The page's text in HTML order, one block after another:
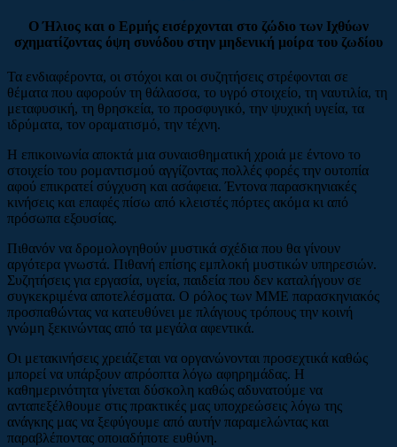
Ο Ήλιος και ο Ερμής εισέρχονται στο ζώδιο των Ιχθύων
σχηματίζοντας όψη συνόδου στην μηδενική μοίρα του ζωδίου
Τα ενδιαφέροντα, οι στόχοι και οι συζητήσεις στρέφονται σε
θέματα που αφορούν τη θάλασσα, το υγρό στοιχείο, τη ναυτιλία, τη
μεταφυσική, τη θρησκεία, το προσφυγικό, την ψυχική υγεία, τα
ιδρύματα, τον οραματισμό, την τέχνη.
Η επικοινωνία αποκτά μια συναισθηματική χροιά με έντονο το
στοιχείο του ρομαντισμού αγγίζοντας πολλές φορές την ουτοπία
αφού επικρατεί σύγχυση και ασάφεια. Έντονα παρασκηνιακές
κινήσεις και επαφές πίσω από κλειστές πόρτες ακόμα κι από
πρόσωπα εξουσίας.
Πιθανόν να δρομολογηθούν μυστικά σχέδια που θα γίνουν
αργότερα γνωστά. Πιθανή επίσης εμπλοκή μυστικών υπηρεσιών.
Συζητήσεις για εργασία, υγεία, παιδεία που δεν καταλήγουν σε
συγκεκριμένα αποτελέσματα. Ο ρόλος των ΜΜΕ παρασκηνιακός
προσπαθώντας να κατευθύνει με πλάγιους τρόπους την κοινή
γνώμη ξεκινώντας από τα μεγάλα αφεντικά.
Οι μετακινήσεις χρειάζεται να οργανώνονται προσεχτικά καθώς
μπορεί να υπάρξουν απρόοπτα λόγω αφηρημάδας. Η
καθημερινότητα γίνεται δύσκολη καθώς αδυνατούμε να
ανταπεξέλθουμε στις πρακτικές μας υποχρεώσεις λόγω της
ανάγκης μας να ξεφύγουμε από αυτήν παραμελώντας και
παραβλέποντας οποιαδήποτε ευθύνη.